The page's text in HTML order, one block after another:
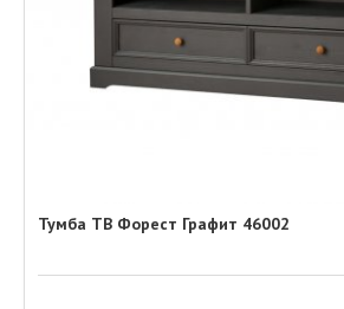
Тумба ТВ Форест Графит 46002